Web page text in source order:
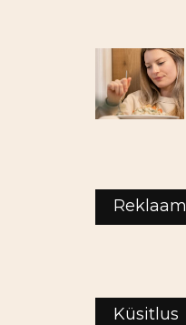
Reklaam
Küsitlus